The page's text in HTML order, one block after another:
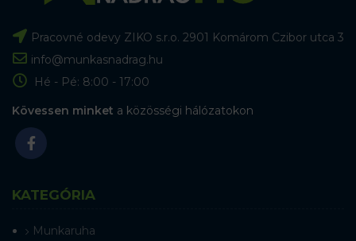
Pracovné odevy ZIKO s.r.o. 2901 Komárom Czibor utca 3
info@munkasnadrag.hu
Hé - Pé: 8:00 - 17:00
Kövessen minket a közösségi hálózatokon
KATEGÓRIA
Munkaruha